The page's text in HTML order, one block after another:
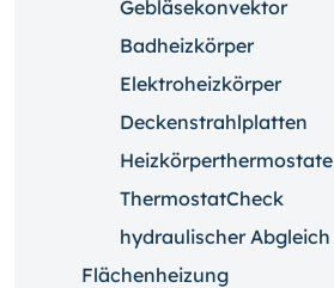
Gebläsekonvektor
Badheizkörper
Elektroheizkörper
Deckenstrahlplatten
Heizkörperthermostate
ThermostatCheck
hydraulischer Abgleich
Flächenheizung